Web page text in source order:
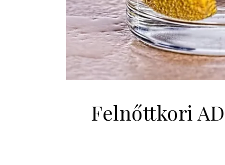
Felnőttkori